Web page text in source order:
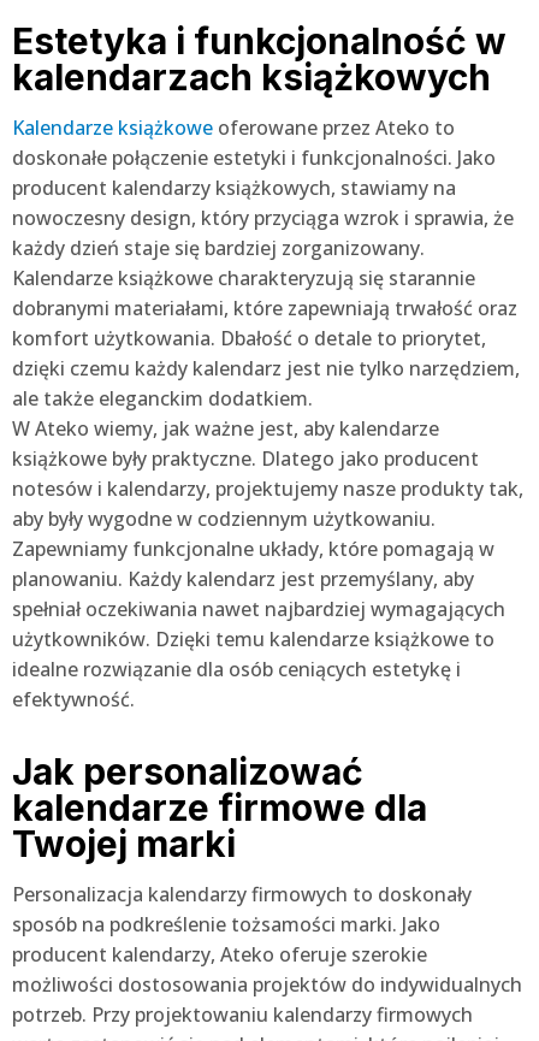
Estetyka i funkcjonalność w
kalendarzach książkowych
Kalendarze książkowe oferowane przez Ateko to
doskonałe połączenie estetyki i funkcjonalności. Jako
producent kalendarzy książkowych, stawiamy na
nowoczesny design, który przyciąga wzrok i sprawia, że
każdy dzień staje się bardziej zorganizowany.
Kalendarze książkowe charakteryzują się starannie
dobranymi materiałami, które zapewniają trwałość oraz
komfort użytkowania. Dbałość o detale to priorytet,
dzięki czemu każdy kalendarz jest nie tylko narzędziem,
ale także eleganckim dodatkiem.
W Ateko wiemy, jak ważne jest, aby kalendarze
książkowe były praktyczne. Dlatego jako producent
notesów i kalendarzy, projektujemy nasze produkty tak,
aby były wygodne w codziennym użytkowaniu.
Zapewniamy funkcjonalne układy, które pomagają w
planowaniu. Każdy kalendarz jest przemyślany, aby
spełniał oczekiwania nawet najbardziej wymagających
użytkowników. Dzięki temu kalendarze książkowe to
idealne rozwiązanie dla osób ceniących estetykę i
efektywność.
Jak personalizować
kalendarze firmowe dla
Twojej marki
Personalizacja kalendarzy firmowych to doskonały
sposób na podkreślenie tożsamości marki. Jako
producent kalendarzy, Ateko oferuje szerokie
możliwości dostosowania projektów do indywidualnych
potrzeb. Przy projektowaniu kalendarzy firmowych